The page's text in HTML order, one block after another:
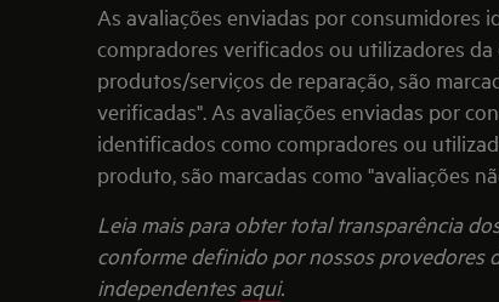
As avaliações enviadas por consumidores
compradores verificados ou utilizadores
produtos/serviços de reparação, são
verificadas". As avaliações enviadas por
identificados como compradores ou
produto, são marcadas como "avaliações
Leia mais para obter total transparência
conforme definido por nossos provedores
independentesaqui.